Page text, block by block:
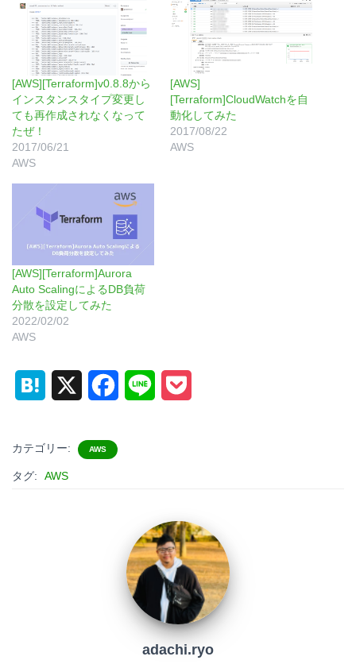
[AWS][Terraform]v0.8.8から
インスタンスタイプ変更し
ても再作成されなくなって
たぜ！
2017/06/21
AWS
[AWS]
[Terraform]CloudWatchを自
動化してみた
2017/08/22
AWS
[AWS][Terraform]Aurora
Auto ScalingによるDB負荷
分散を設定してみた
2022/02/02
AWS
t
e
t
カテゴリー: AWS
タグ: AWS
adachi.ryo